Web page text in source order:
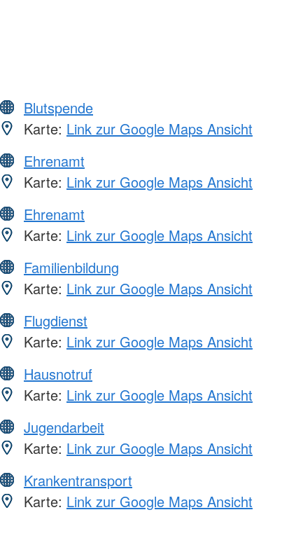
Blutspende
Karte: Link zur Google Maps Ansicht
Ehrenamt
Karte: Link zur Google Maps Ansicht
Ehrenamt
Karte: Link zur Google Maps Ansicht
Familienbildung
Karte: Link zur Google Maps Ansicht
Flugdienst
Karte: Link zur Google Maps Ansicht
Hausnotruf
Karte: Link zur Google Maps Ansicht
Jugendarbeit
Karte: Link zur Google Maps Ansicht
Krankentransport
Karte: Link zur Google Maps Ansicht